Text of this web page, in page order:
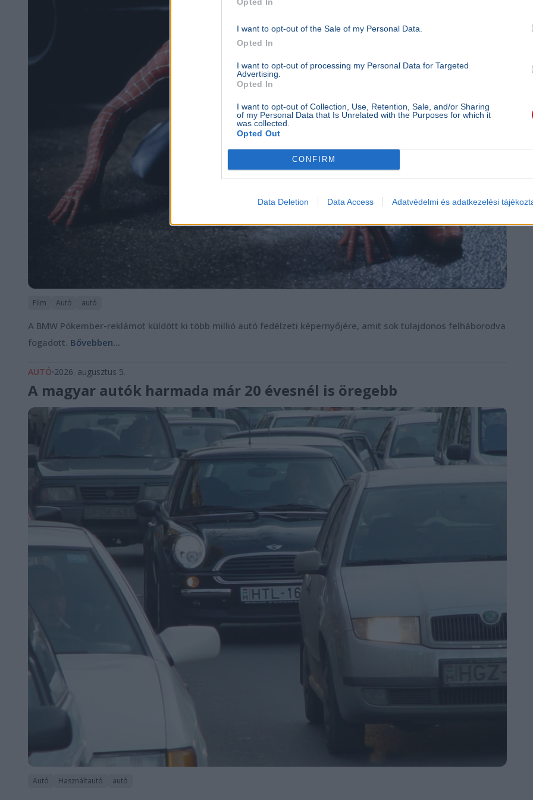
I want to opt-out of the Sale of my Personal Data.
Opted In
I want to opt-out of processing my Personal Data for Targeted
Advertising.
Opted In
I want to opt-out of Collection, Use, Retention, Sale, and/or Sharing
of my Personal Data that Is Unrelated with the Purposes for which it
was collected.
Opted Out
CONFIRM
Data Deletion Data Access Adatvédelmi és adatkezelési
Film Autó autó
A BMW Pókember-reklámot küldött ki több millió autó fedélzeti képernyőjére, amit sok tulajdonos felháborodva
fogadott. Bővebben...
AUTÓ 2026. augusztus 5.
A magyar autók harmada már 20 évesnél is öregebb
Autó Használtautó autó